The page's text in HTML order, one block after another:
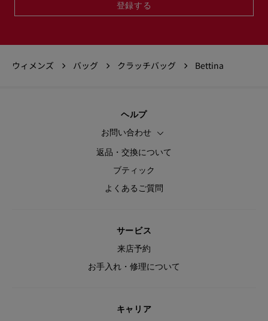
登録する
ウィメンズ バッグ クラッチバッグ Bettina
ヘルプ
お問い合わせ
返品・交換について
ブティック
よくあるご質問
サービス
来店予約
お手入れ・修理について
キャリア